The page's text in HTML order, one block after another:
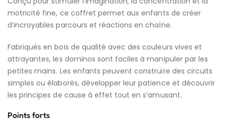
motricité fine, ce coffret permet aux enfants de créer
d’incroyables parcours et réactions en chaîne.
Fabriqués en bois de qualité avec des couleurs vives et
attrayantes, les dominos sont faciles à manipuler par les
petites mains. Les enfants peuvent construire des circuits
simples ou élaborés, développer leur patience et découvrir
les principes de cause à effet tout en s’amusant.
Points forts